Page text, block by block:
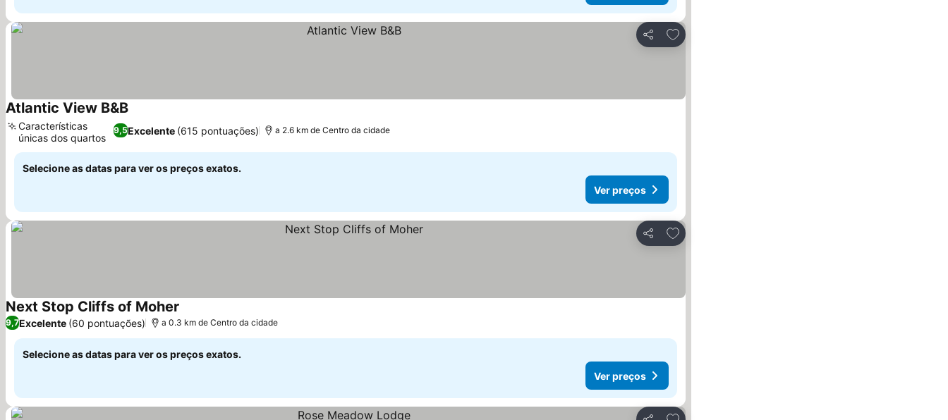
Partilhar
Adicionar aos favoritos
Atlantic View B&BVer preços
9,5Excelente (615 pontuações)
Características
únicas dos quartos
a 2.6 km de Centro da cidade
Selecione as datas para ver os preços exatos.
Ver preços
Partilhar
Adicionar aos favoritos
Next Stop Cliffs of Moher
9,7Excelente (60 pontuações) a 0.3 km de Centro da cidade
Selecione as datas para ver os preços exatos.
Ver preços
Adicionar aos favoritos